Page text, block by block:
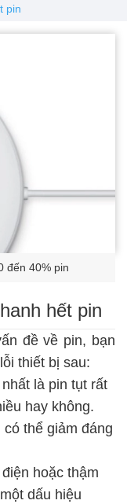
pin
đến 40% pin
hết pin
đề về pin, bạn
thiết bị sau:
là pin tụt rất
hay không.
thể giảm đáng
hoặc thậm
dấu hiệu